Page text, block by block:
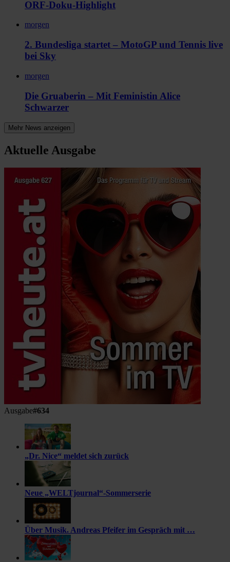
ORF-Doku-Highlight
morgen
2. Bundesliga startet – MotoGP und Tennis live
bei Sky
morgen
Die Gruaberin – Mit Feministin Alice
Schwarzer
Mehr News anzeigen
Aktuelle Ausgabe
Ausgabe#634
„Dr. Nice“ meldet sich zurück
Neue „WELTjournal“-Sommerserie
Über Musik. Andreas Pfeifer im Gespräch mit …